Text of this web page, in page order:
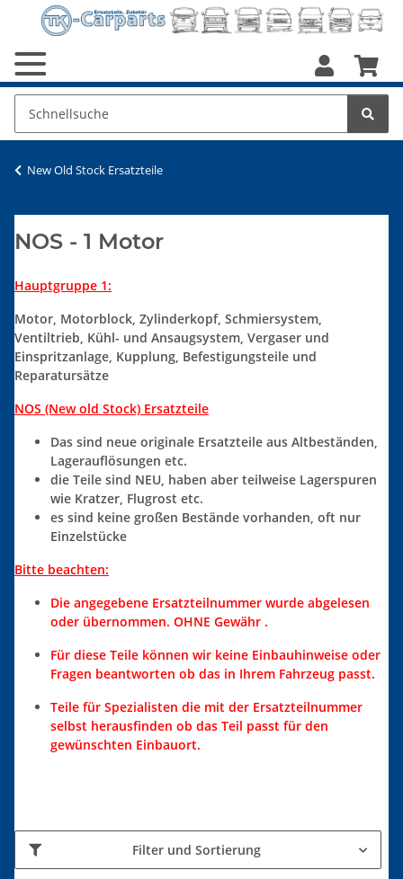
New Old Stock Ersatzteile
NOS - 1 Motor
Hauptgruppe 1:
Motor, Motorblock, Zylinderkopf, Schmiersystem,
Ventiltrieb, Kühl- und Ansaugsystem, Vergaser und
Einspritzanlage, Kupplung, Befestigungsteile und
Reparatursätze
NOS (New old Stock) Ersatzteile
Das sind neue originale Ersatzteile aus Altbeständen,
Lagerauflösungen etc.
die Teile sind NEU, haben aber teilweise Lagerspuren
wie Kratzer, Flugrost etc.
es sind keine großen Bestände vorhanden, oft nur
Einzelstücke
Bitte beachten:
Die angegebene Ersatzteilnummer wurde abgelesen
oder übernommen. OHNE Gewähr .
Für diese Teile können wir keine Einbauhinweise oder
Fragen beantworten ob das in Ihrem Fahrzeug passt.
Teile für Spezialisten die mit der Ersatzteilnummer
selbst herausfinden ob das Teil passt für den
gewünschten Einbauort.
Filter und Sortierung